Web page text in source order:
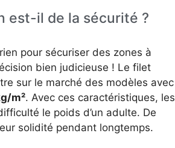
est-il de la sécurité ?
pour sécuriser des zones à
bien judicieuse ! Le filet
sur le marché des modèles avec
m². Avec ces caractéristiques, les
le poids d’un adulte. De
solidité pendant longtemps.